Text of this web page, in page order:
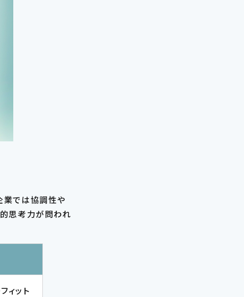
業では協調性や
的思考力が問われ
ィット